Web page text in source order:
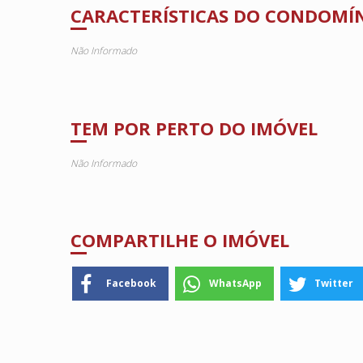
CARACTERÍSTICAS DO
Não Informado
TEM POR PERTO DO IMÓVEL
Não Informado
COMPARTILHE O IMÓVEL
Facebook WhatsApp Twitter